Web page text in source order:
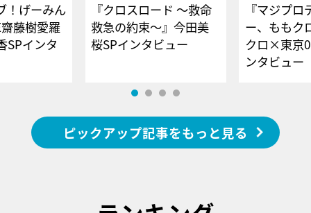
！げーみん
藤樹愛羅
SPインタ
『クロスロード ～救命
救急の約束～』今田美
桜SPインタビュー
『マジプロ
ー、ももク
クロ×東京
ンタビュー
ピックアップ記事をもっと見る